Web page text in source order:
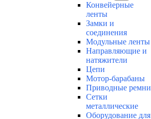
Конвейерные
ленты
Замки и
соединения
Модульные ленты
Направляющие и
натяжители
Цепи
Мотор-барабаны
Приводные ремни
Сетки
металлические
Оборудование для